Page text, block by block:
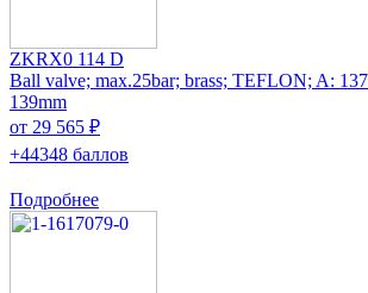
ZKRX0 114 D
Ball valve; max.25bar; brass; TEFLON; A:
139mm
от 29 565 ₽
+44348 баллов
Подробнее